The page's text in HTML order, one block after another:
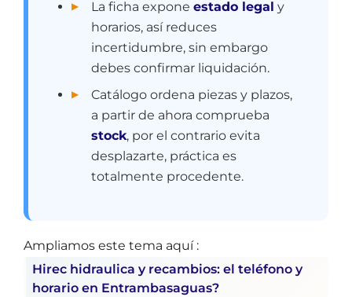
La ficha expone estado legal y
horarios, así reduces
incertidumbre, sin embargo
debes confirmar liquidación.
Catálogo ordena piezas y plazos,
a partir de ahora comprueba
stock, por el contrario evita
desplazarte, práctica es
totalmente procedente.
Ampliamos este tema aquí :
Hirec hidraulica y recambios: el teléfono y
horario en Entrambasaguas?